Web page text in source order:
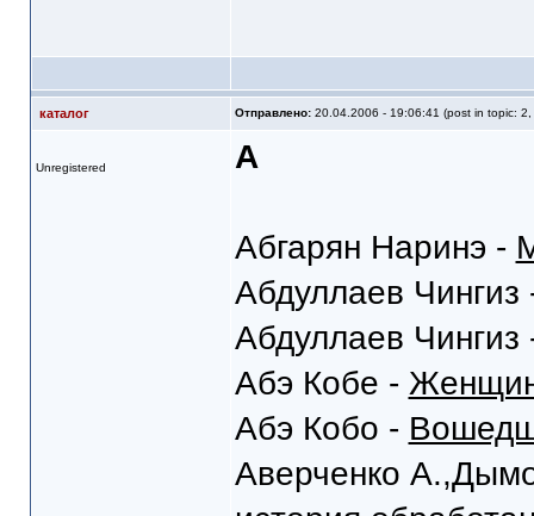
каталог Отправлено: 20.04.2006 - 19:06:41 (post in topic: 2,
Unregistered А
Абгарян Наринэ -
Абдуллаев
Абдуллаев
Абэ Кобе -
Абэ Кобо -
Аверченко